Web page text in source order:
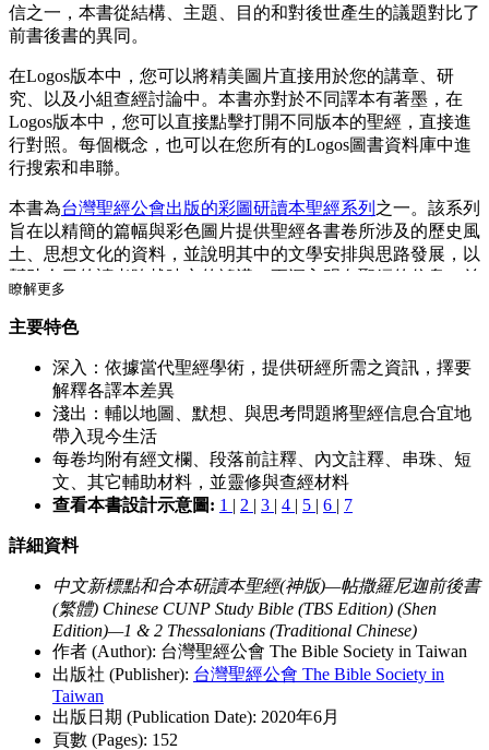
信之一，本書從結構、主題、目的和對後世產生的議題對比了
前書後書的異同。
在Logos版本中，您可以將精美圖片直接用於您的講章、研
究、以及小組查經討論中。本書亦對於不同譯本有著墨，在
Logos版本中，您可以直接點擊打開不同版本的聖經，直接進
行對照。每個概念，也可以在您所有的Logos圖書資料庫中進
行搜索和串聯。
本書為台灣聖經公會出版的彩圖研讀本聖經系列 之一。該系列
旨在以精簡的篇幅與彩色圖片提供聖經各書卷所涉及的歷史風
土、思想文化的資料，並說明其中的文學安排與思路發展，以
幫助今日的讀者跨越時空的鴻溝，更深入明白聖經的信息，並
對基督信仰的核心 – 耶穌基督，有準確而合宜的認識。該系列
所用的版本為聯合聖經公會主後1989年出版的新標點和合本聖
瞭解更多
主要特色
深入：依據當代聖經學術，提供研經所需之資訊，擇要
解釋各譯本差異
淺出：輔以地圖、默想、與思考問題將聖經信息合宜地
帶入現今生活
每卷均附有經文欄、段落前註釋、內文註釋、串珠、短
文、其它輔助材料，並靈修與查經材料
查看本書設計示意圖: 1 | 2 | 3 | 4 | 5 | 6 | 7
詳細資料
中文新標點和合本研讀本聖經(神版)—帖撒羅尼迦前後書
(繁體) Chinese CUNP Study Bible (TBS Edition) (Shen
Edition)—1 & 2 Thessalonians (Traditional Chinese)
作者 (Author): 台灣聖經公會 The Bible Society in Taiwan
出版社 (Publisher): 台灣聖經公會 The Bible Society in
Taiwan
出版日期 (Publication Date): 2020年6月
頁數 (Pages): 152